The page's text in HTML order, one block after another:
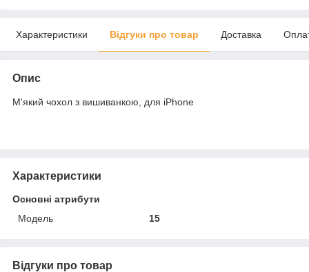
Характеристики Відгуки про товар Доставка
Опис
М'який чохол з вишиванкою, для iPhone
Характеристики
Основні атрибути
Модель
15
Відгуки про товар